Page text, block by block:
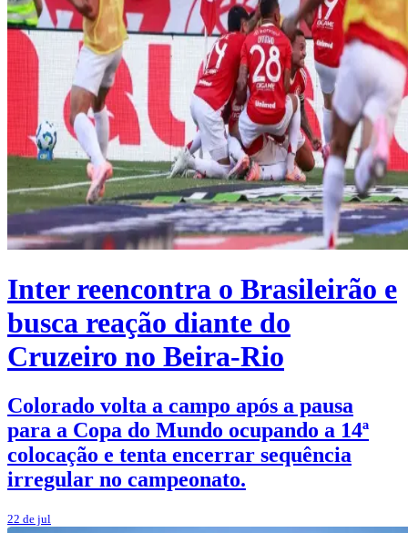
Inter reencontra o Brasileirão e
busca reação diante do
Cruzeiro no Beira-Rio
Colorado volta a campo após a pausa
para a Copa do Mundo ocupando a 14ª
colocação e tenta encerrar sequência
irregular no campeonato.
22 de jul